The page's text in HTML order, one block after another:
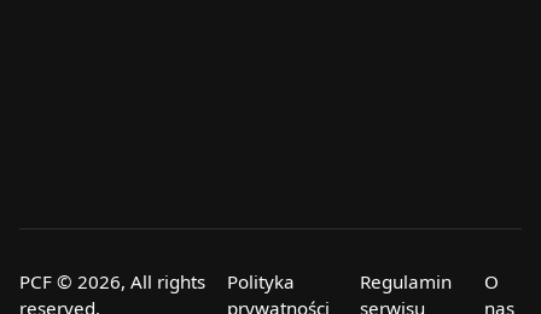
PCF © 2026, All rights
reserved.
Polityka
prywatności
Regulamin
serwisu
O
nas